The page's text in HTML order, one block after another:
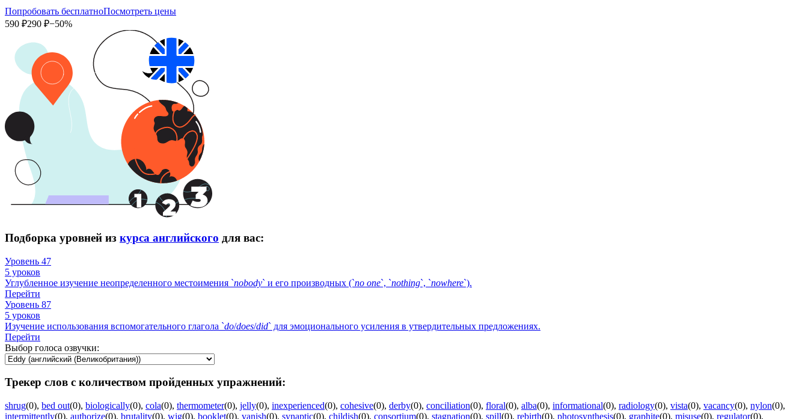
Попробовать бесплатноПосмотреть цены
590 ₽290 ₽−50%
Подборка уровней из курса английского для вас:
Уровень 47
5 уроков
Углубленное изучение неопределенного местоимения `nobody` и его производных (`no one`, `nothing`, `nowhere`).
Перейти
Уровень 87
5 уроков
Изучение использования вспомогательного глагола `do/does/did` для эмоционального усиления в утвердительных предложениях.
Перейти
Выбор голоса озвучки:
Трекер слов с количеством пройденных упражнений:
shrug(0), bed out(0), biologically(0), cola(0), thermometer(0), jelly(0), inexperienced(0), cohesive(0), derby(0), conciliation(0), floral(0), alba(0), informational(0), radiology(0), vista(0), vacancy(0), nylon(0),
intermittently(0), authorize(0), brutality(0), wig(0), booklet(0), vanish(0), synaptic(0), childish(0), consortium(0), stagnation(0), spill(0), rebirth(0), photosynthesis(0), graphite(0), misuse(0), regulator(0),